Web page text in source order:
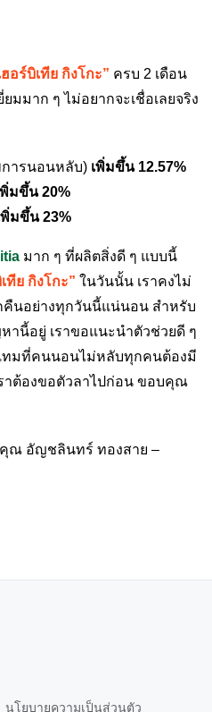
ฮอร์บิเทีย กิงโกะ” ครบ 2 เดือน
มมาก ๆ ไม่อยากจะเชื่อเลยจริง
ารนอนหลับ) เพิ่มขึ้น 12.57%
พิ่มขึ้น 20%
พิ่มขึ้น 23%
มาก ๆ ที่ผลิตสิ่งดี ๆ แบบนี้
ทีย กิงโกะ” ในวันนั้น เราคงไม่
นอย่างทุกวันนี้แน่นอน สำหรับ
านี้อยู่ เราขอแนะนำตัวช่วยดี ๆ
ทมที่คนนอนไม่หลับทุกคนต้องมี
าต้องขอตัวลาไปก่อน ขอบคุณ
ณ อัญชลินทร์ ทองสาย –
นโยบายความเป็นส่วนตัว